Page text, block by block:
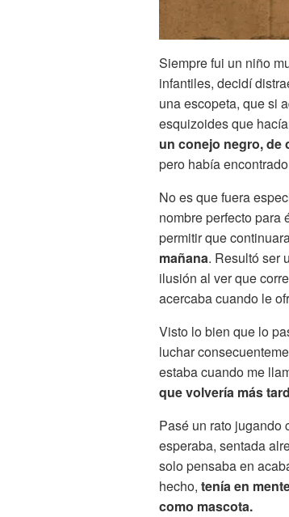
Siempre fui un niño
infantiles, decidí
una escopeta, que si
esquizoides que
un conejo negro, de
pero había
No es que fuera
nombre perfecto para
permitir que
mañana. Resultó ser
ilusión al ver que
acercaba cuando le
Visto lo bien que lo
luchar
estaba cuando me
que volvería más
Pasé un rato jugando
esperaba, sentada
solo pensaba en
hecho, tenía en
como mascota.